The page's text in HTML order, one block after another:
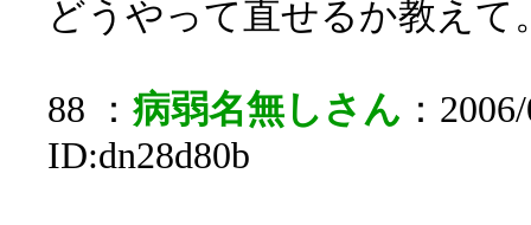
どうやって直せるか教えて
88 ： 病弱名無しさん ：
ID:dn28d80b